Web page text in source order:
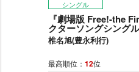
シングル
『劇場版 Free!-the
クターソングシング
椎名旭(豊永利行)
最高順位： 12位